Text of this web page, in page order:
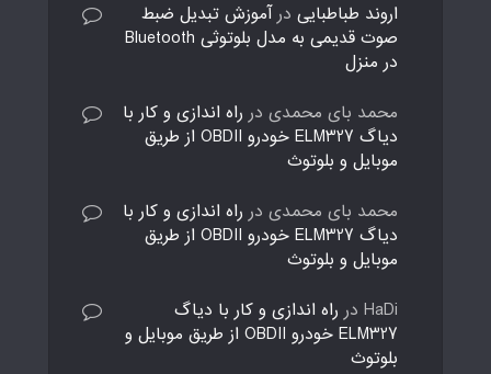
اروند طباطبایی درآموزش تبدیل ضبط
صوت قدیمی به مدل بلوتوثی Bluetooth
در منزل
محمد بای محمدی در راه اندازی و کار با
دیاگ ELM327 خودرو OBDII از طریق
موبایل و بلوتوث
محمد بای محمدی در راه اندازی و کار با
دیاگ ELM327 خودرو OBDII از طریق
موبایل و بلوتوث
HaDi در راه اندازی و کار با دیاگ
ELM327 خودرو OBDII از طریق موبایل و
بلوتوث